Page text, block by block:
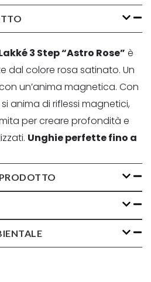
3 Step “Astro Rose” è
dal colore rosa satinato. Un
un’anima magnetica. Con
si anima di riflessi magnetici,
per creare profondità e
Unghie perfette fino a